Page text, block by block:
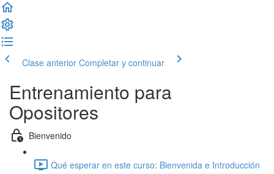
Clase anterior Completar y continuar
Entrenamiento para
Opositores
Bienvenido
Qué esperar en este curso: Bienvenida e Introducción